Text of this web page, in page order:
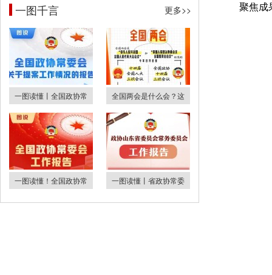
一图千言 更多>>
一图读懂丨全国政协常 全国两会是什么会？这
一图读懂！全国政协常 一图读懂丨省政协常委
聚焦成